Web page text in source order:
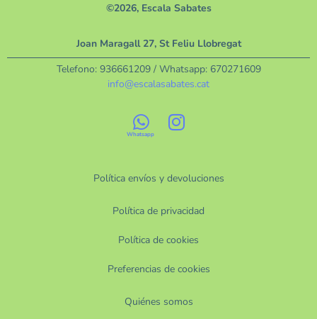
©2026, Escala Sabates
Política envíos y devoluciones
Política de privacidad
Política de cookies
Preferencias de cookies
Quiénes somos
Joan Maragall 27, St Feliu Llobregat
Telefono: 936661209/ Whatsapp: 670271609
info@escalasabates.cat